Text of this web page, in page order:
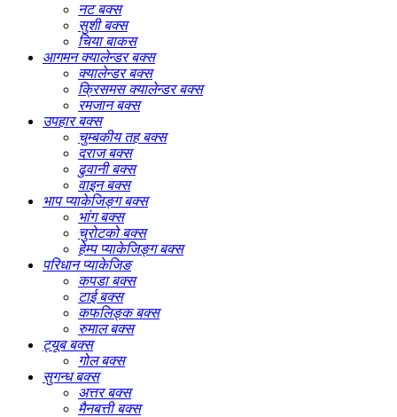
नट बक्स
सुशी बक्स
चिया बाकस
आगमन क्यालेन्डर बक्स
क्यालेन्डर बक्स
क्रिसमस क्यालेन्डर बक्स
रमजान बक्स
उपहार बक्स
चुम्बकीय तह बक्स
दराज बक्स
ढुवानी बक्स
वाइन बक्स
भाप प्याकेजिङ्ग बक्स
भांग बक्स
चुरोटको बक्स
हेम्प प्याकेजिङ्ग बक्स
परिधान प्याकेजिङ
कपडा बक्स
टाई बक्स
कफलिङ्क बक्स
रुमाल बक्स
ट्यूब बक्स
गोल बक्स
सुगन्ध बक्स
अत्तर बक्स
मैनबत्ती बक्स